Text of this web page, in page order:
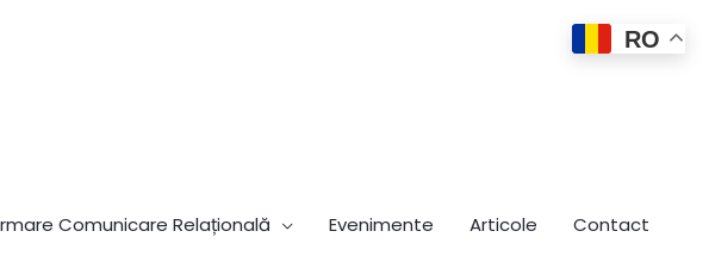
Comunicare Relațională Evenimente Articole Contact
RO